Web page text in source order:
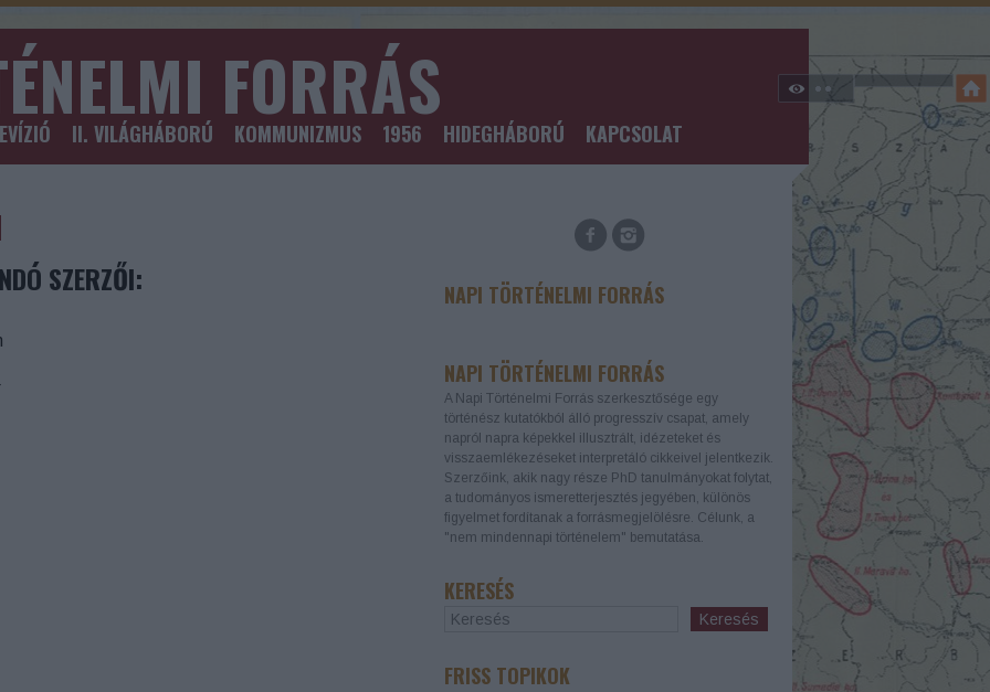
FORRÁS
II. VILÁGHÁBORÚ KOMMUNIZMUS 1956 HIDEGHÁBORÚ KAPCSOLAT
SZERZŐI: NAPI TÖRTÉNELMI FORRÁS
NAPI TÖRTÉNELMI FORRÁS
A Napi Történelmi Forrás szerkesztősége egy
történész kutatókból álló progresszív csapat, amely
napról napra képekkel illusztrált, idézeteket és
visszaemlékezéseket interpretáló cikkeivel jelentkezik.
Szerzőink, akik nagy része PhD tanulmányokat folytat,
a tudományos ismeretterjesztés jegyében, különös
figyelmet fordítanak a forrásmegjelölésre. Célunk, a
"nem mindennapi történelem" bemutatása.
KERESÉS
FRISS TOPIKOK